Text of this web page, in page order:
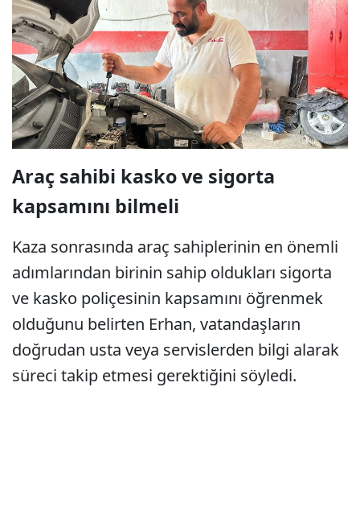
Araç sahibi kasko ve sigorta
kapsamını bilmeli
Kaza sonrasında araç sahiplerinin en önemli
adımlarından birinin sahip oldukları sigorta
ve kasko poliçesinin kapsamını öğrenmek
olduğunu belirten Erhan, vatandaşların
doğrudan usta veya servislerden bilgi alarak
süreci takip etmesi gerektiğini söyledi.